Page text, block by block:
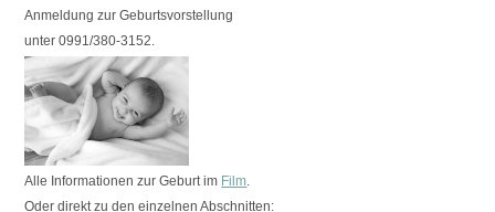
Anmeldung zur Geburtsvorstellung
unter 0991/380-3152.
Alle Informationen zur Geburt im Film.
Oder direkt zu den einzelnen Abschnitten: